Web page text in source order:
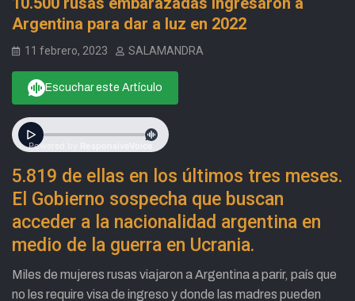
Argentina para dar a luz en 2022
11 febrero, 2023 SALAMANDRA
Escuchar este Artículo
5.819 de ellas en los últimos tres meses.
El Gobierno sospecha que buscan
acceder a la nacionalidad argentina en
medio de la guerra en Ucrania.
Miles de mujeres rusas viajaron a Argentina a parir, país que
no les require visa de ingreso y donde las madres pueden